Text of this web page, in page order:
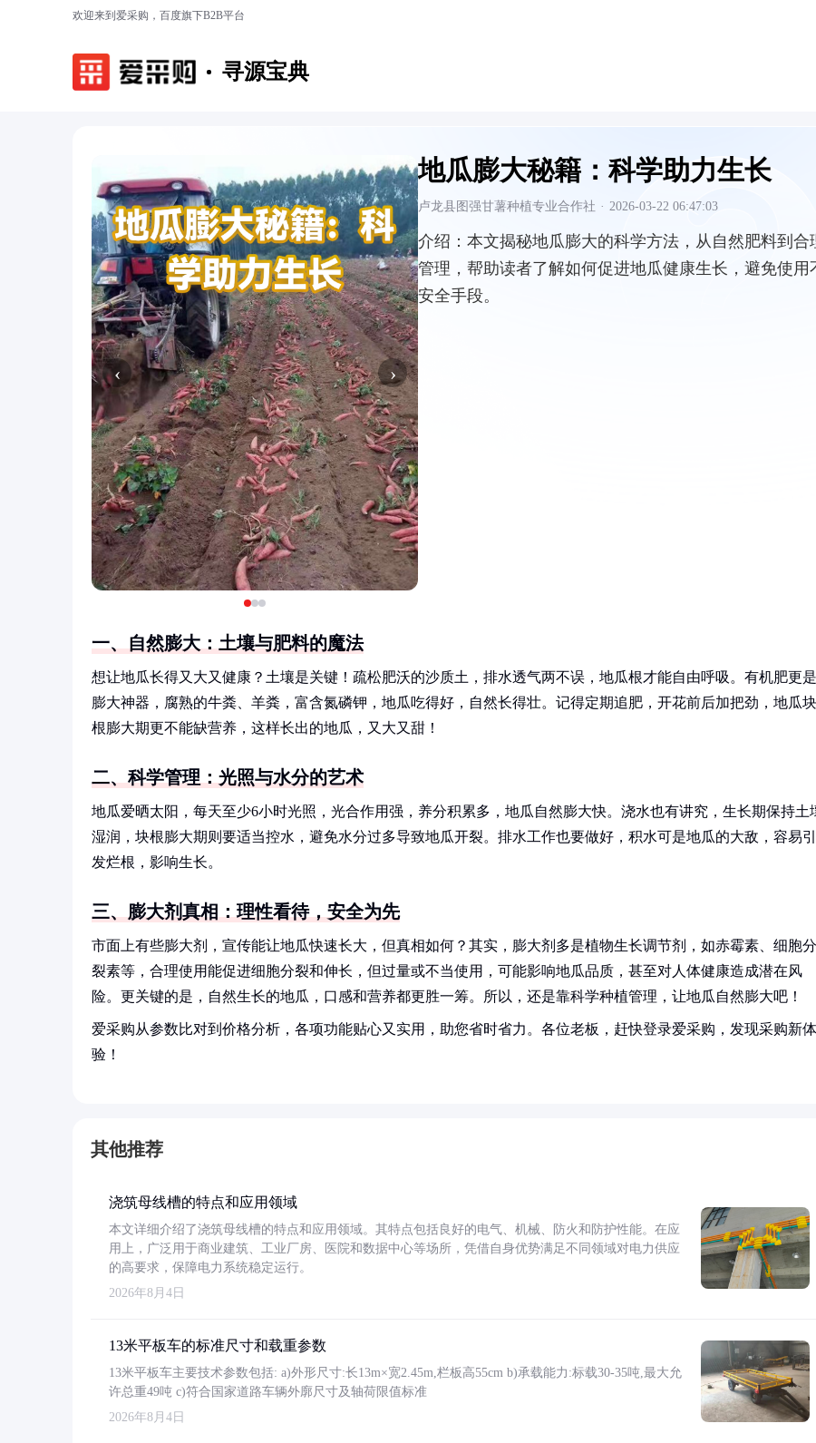
欢迎来到爱采购，百度旗下B2B平台
寻源宝典
‹ ›
地瓜膨大秘籍：科学助力生长
卢龙县图强甘薯种植专业合作社 · 2026-03-22 06:47:03
介绍： 本文揭秘地瓜膨大的科学方法，从自然肥料到合
管理，帮助读者了解如何促进地瓜健康生长，避免使用
安全手段。
一、自然膨大：土壤与肥料的魔法
想让地瓜长得又大又健康？土壤是关键！疏松肥沃的沙质土，排水透气两不误，地瓜根才能自由呼吸。有机肥更是
膨大神器，腐熟的牛粪、羊粪，富含氮磷钾，地瓜吃得好，自然长得壮。记得定期追肥，开花前后加把劲，地瓜块
根膨大期更不能缺营养，这样长出的地瓜，又大又甜！
二、科学管理：光照与水分的艺术
地瓜爱晒太阳，每天至少6小时光照，光合作用强，养分积累多，地瓜自然膨大快。浇水也有讲究，生长期保持土
湿润，块根膨大期则要适当控水，避免水分过多导致地瓜开裂。排水工作也要做好，积水可是地瓜的大敌，容易引
发烂根，影响生长。
三、膨大剂真相：理性看待，安全为先
市面上有些膨大剂，宣传能让地瓜快速长大，但真相如何？其实，膨大剂多是植物生长调节剂，如赤霉素、细胞分
裂素等，合理使用能促进细胞分裂和伸长，但过量或不当使用，可能影响地瓜品质，甚至对人体健康造成潜在风
险。更关键的是，自然生长的地瓜，口感和营养都更胜一筹。所以，还是靠科学种植管理，让地瓜自然膨大吧！
爱采购从参数比对到价格分析，各项功能贴心又实用，助您省时省力。各位老板，赶快登录爱采购，发现采购新体
验！
其他推荐
浇筑母线槽的特点和应用领域
本文详细介绍了浇筑母线槽的特点和应用领域。其特点包括良好的电气、机械、防火和防护性能。在应
用上，广泛用于商业建筑、工业厂房、医院和数据中心等场所，凭借自身优势满足不同领域对电力供应
的高要求，保障电力系统稳定运行。
2026年8月4日
13米平板车的标准尺寸和载重参数
13米平板车主要技术参数包括: a)外形尺寸:长13m×宽2.45m,栏板高55cm b)承载能力:标载30-35吨,最大允
许总重49吨 c)符合国家道路车辆外廓尺寸及轴荷限值标准
2026年8月4日